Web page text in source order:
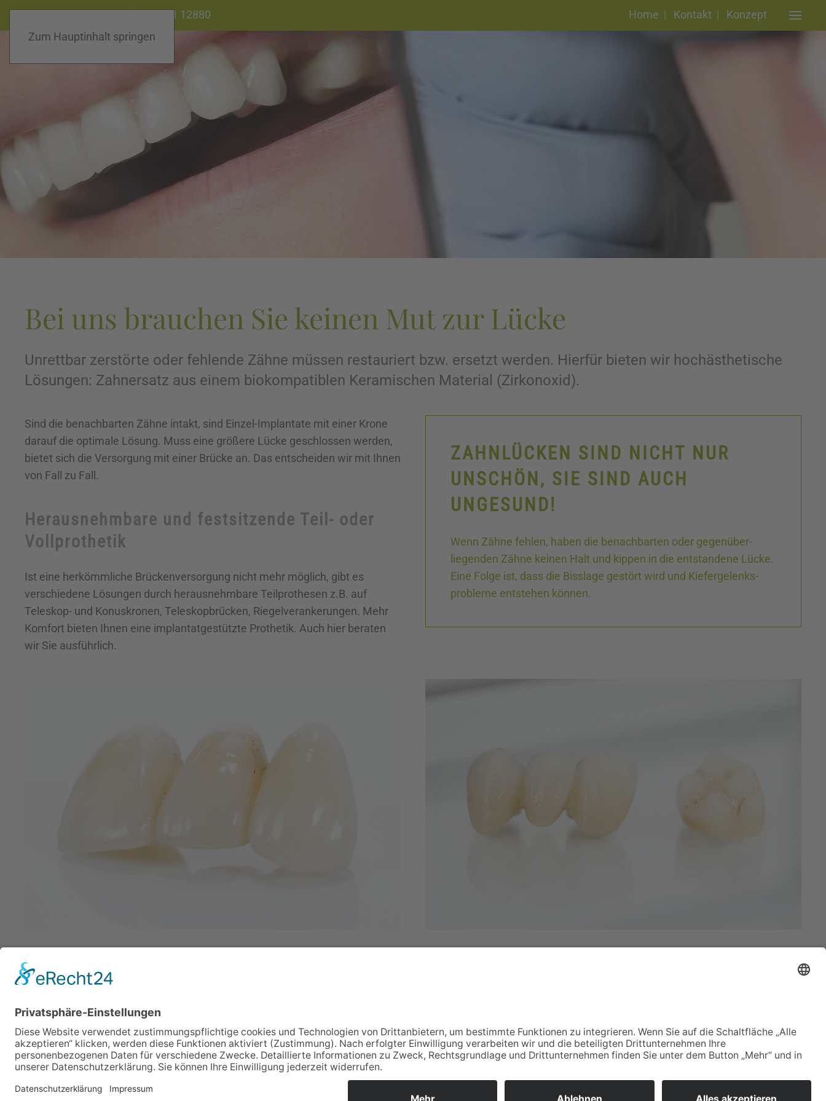
Zum Hauptinhalt springen
02821 12880 Home | Kontakt | Konzept
Bei uns brauchen Sie keinen Mut zur Lücke
Unrettbar zerstörte oder fehlende Zähne müssen restauriert bzw. ersetzt werden. Hierfür bieten wir hochästhetische
Lösungen: Zahnersatz aus einem biokompatiblen Keramischen Material (Zirkonoxid).
Sind die benachbarten Zähne intakt, sind Einzel-Implantate mit einer Krone
darauf die optimale Lösung. Muss eine größere Lücke geschlossen werden,
bietet sich die Versorgung mit einer Brücke an. Das entscheiden wir mit Ihnen
von Fall zu Fall.
Herausnehmbare und festsitzende Teil- oder
Vollprothetik
Ist eine herkömmliche Brückenversorgung nicht mehr möglich, gibt es
verschiedene Lösungen durch herausnehmbare Teilprothesen z.B. auf
Teleskop- und Konuskronen, Teleskopbrücken, Riegelverankerungen. Mehr
Komfort bieten Ihnen eine implantatgestützte Prothetik. Auch hier beraten
wir Sie ausführlich.
ZAHNLÜCKEN SIND NICHT NUR
UNSCHÖN, SIE SIND AUCH
UNGESUND!
Wenn Zähne fehlen, haben die benachbarten oder gegenüber­
liegenden Zähne keinen Halt und kippen in die entstandene Lücke.
Eine Folge ist, dass die Bisslage gestört wird und Kiefer­gelenks­
probleme entstehen können.
© Copyright 2019 Dr. Natalie Jaguljnjak und Dr. Pascal Schnabel · Alle Rechte vorbehalten
Impressum·Datenschutz·Kontakt